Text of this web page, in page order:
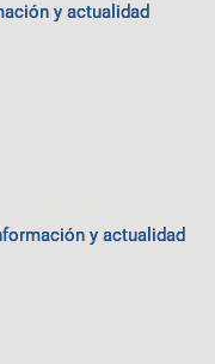
y actualidad
y actualidad